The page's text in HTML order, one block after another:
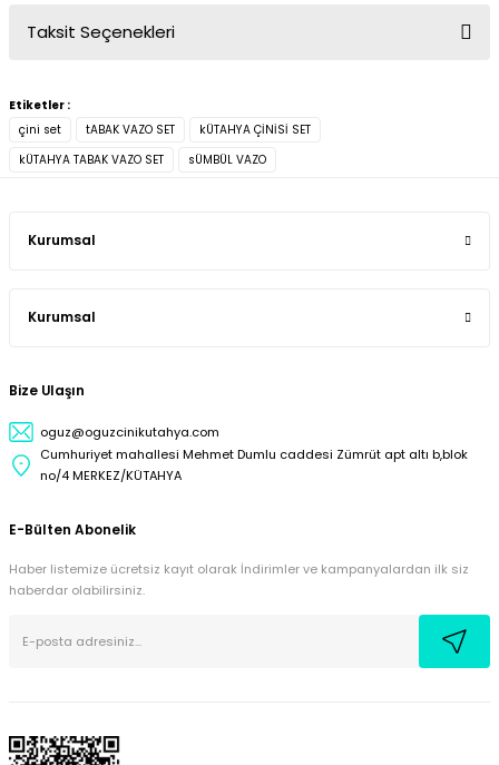
Taksit Seçenekleri
Etiketler :
çini set
tABAK VAZO SET
kÜTAHYA ÇİNİSİ SET
kÜTAHYA TABAK VAZO SET
sÜMBÜL VAZO
Kurumsal
Kurumsal
Bize Ulaşın
oguz@oguzcinikutahya.com
Cumhuriyet mahallesi Mehmet Dumlu caddesi Zümrüt apt altı b,blok
no/4 MERKEZ/KÜTAHYA
E-Bülten Abonelik
Haber listemize ücretsiz kayıt olarak İndirimler ve kampanyalardan ilk siz
haberdar olabilirsiniz.